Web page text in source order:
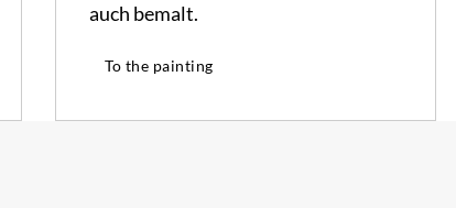
auch bemalt.
To the painting